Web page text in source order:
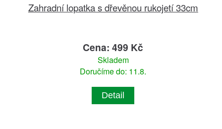
Zahradní lopatka s dřevěnou rukojetí 33cm
Cena: 499 Kč
Skladem
Doručíme do: 11.8.
Detail